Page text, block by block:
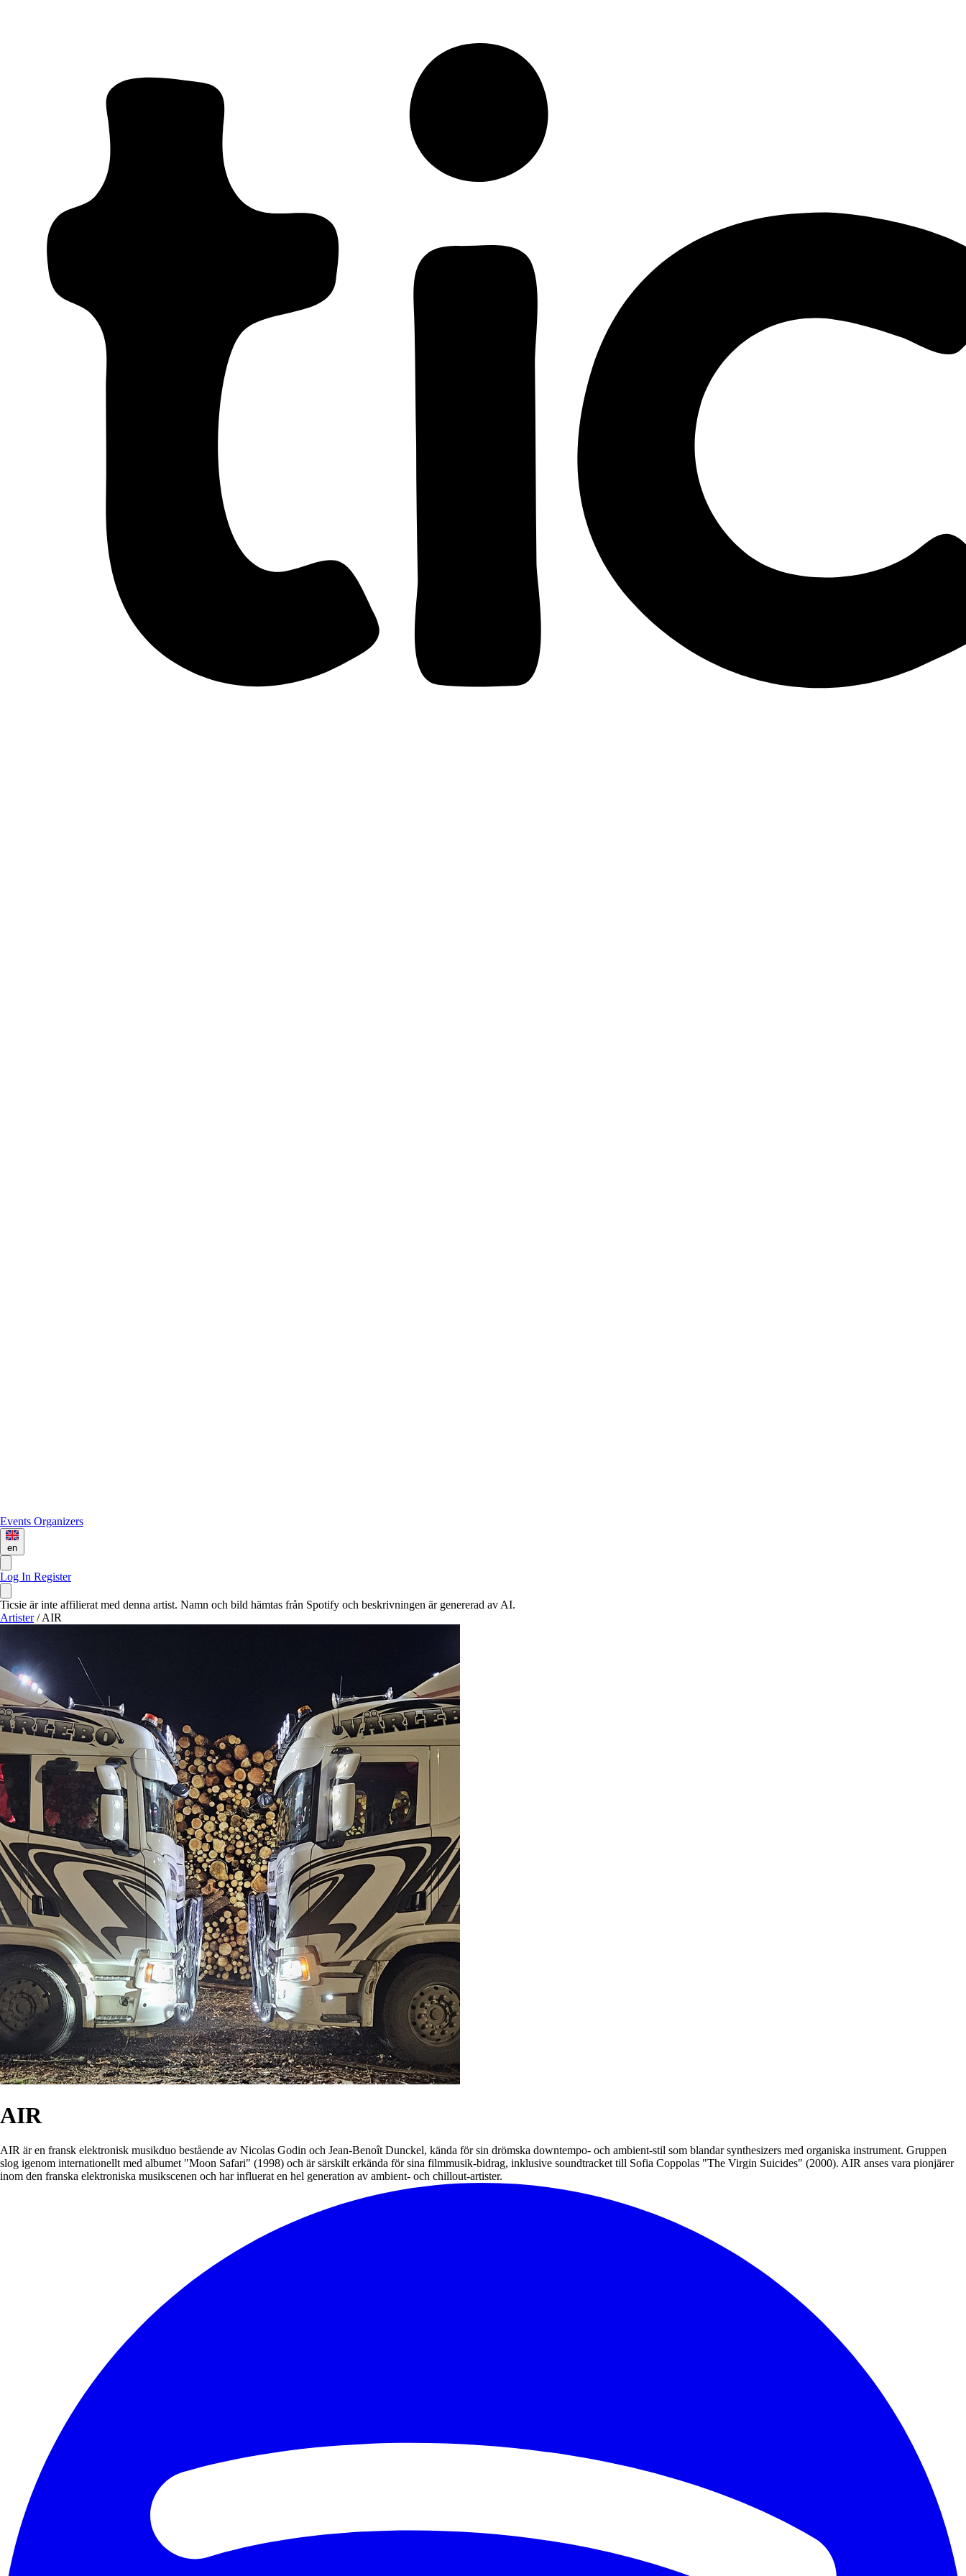
Events Organizers
en
Log In Register
Ticsie är inte affilierat med denna artist. Namn och bild hämtas från Spotify och beskrivningen är genererad av AI.
Artister / AIR
AIR
AIR är en fransk elektronisk musikduo bestående av Nicolas Godin och Jean-Benoît Dunckel, kända för sin drömska downtempo- och ambient-stil som blandar synthesizers med organiska instrument. Gruppen
slog igenom internationellt med albumet "Moon Safari" (1998) och är särskilt erkända för sina filmmusik-bidrag, inklusive soundtracket till Sofia Coppolas "The Virgin Suicides" (2000). AIR anses vara pionjärer
inom den franska elektroniska musikscenen och har influerat en hel generation av ambient- och chillout-artister.